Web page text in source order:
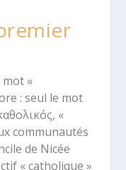
mot «
: seul le mot
«
communautés
de Nicée
« catholique »